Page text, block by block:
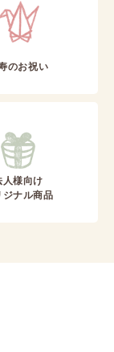
のお祝い
人様向け
ジナル商品